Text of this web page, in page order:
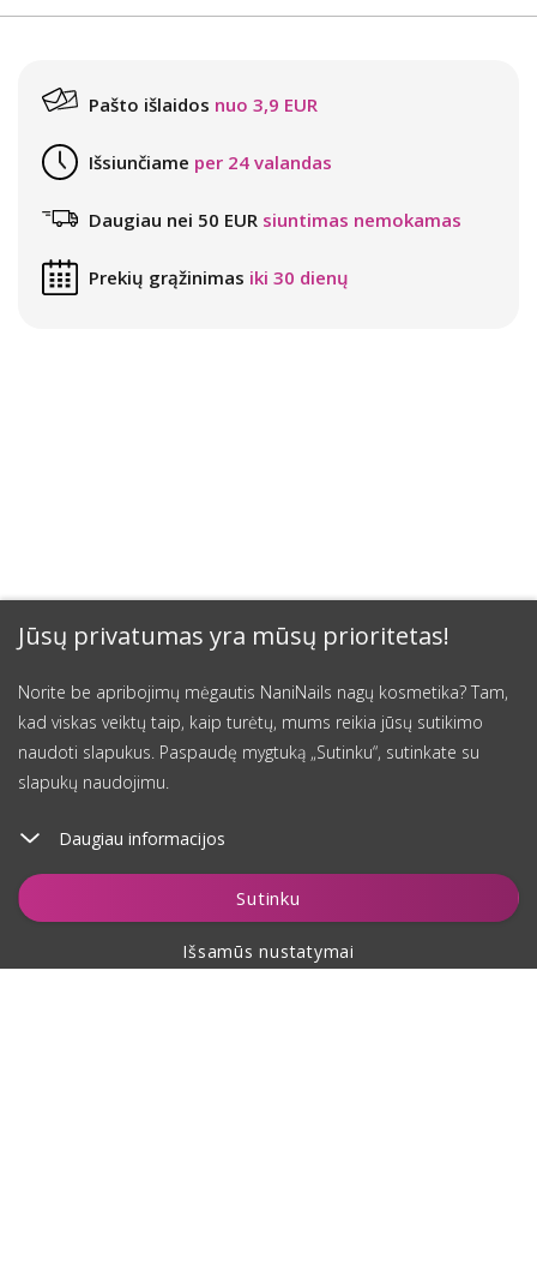
Jūsų privatumas yra mūsų prioritetas!
Norite be apribojimų mėgautis NaniNails nagų kosmetika? Tam,
kad viskas veiktų taip, kaip turėtų, mums reikia jūsų sutikimo
naudoti slapukus. Paspaudę mygtuką „Sutinku“, sutinkate su
slapukų naudojimu.
Daugiau informacijos
Sutinku
Išsamūs nustatymai
Įdėti į krepšelį
Pašto išlaidos nuo 3,9 EUR
Išsiunčiame per 24 valandas
Daugiau nei 50 EUR siuntimas nemokamas
Prekių grąžinimas iki 30 dienų